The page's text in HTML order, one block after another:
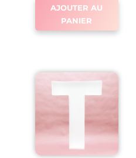
AJOUTER AU
PANIER